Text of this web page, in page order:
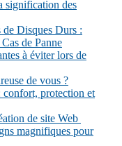
signification des
de Disques Durs :
de Panne
à éviter lors de
de vous ?
confort, protection et
de site Web
magnifiques pour